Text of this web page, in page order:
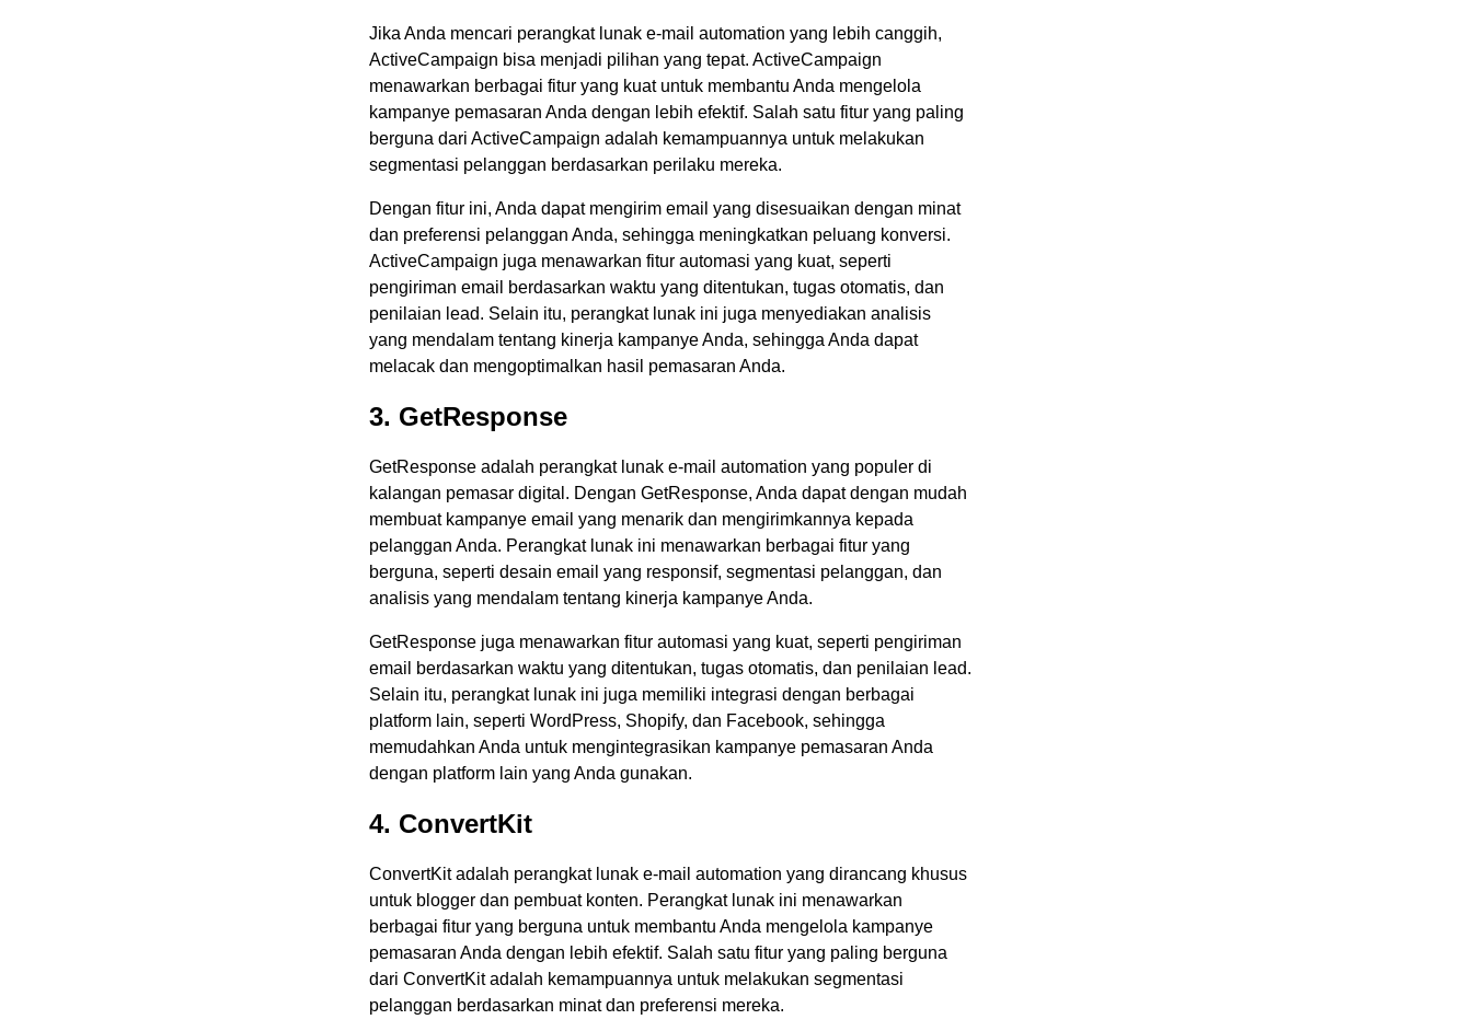
Jika Anda mencari perangkat lunak e-mail automation yang lebih canggih,
ActiveCampaign bisa menjadi pilihan yang tepat. ActiveCampaign
menawarkan berbagai fitur yang kuat untuk membantu Anda mengelola
kampanye pemasaran Anda dengan lebih efektif. Salah satu fitur yang paling
berguna dari ActiveCampaign adalah kemampuannya untuk melakukan
segmentasi pelanggan berdasarkan perilaku mereka.
Dengan fitur ini, Anda dapat mengirim email yang disesuaikan dengan minat
dan preferensi pelanggan Anda, sehingga meningkatkan peluang konversi.
ActiveCampaign juga menawarkan fitur automasi yang kuat, seperti
pengiriman email berdasarkan waktu yang ditentukan, tugas otomatis, dan
penilaian lead. Selain itu, perangkat lunak ini juga menyediakan analisis
yang mendalam tentang kinerja kampanye Anda, sehingga Anda dapat
melacak dan mengoptimalkan hasil pemasaran Anda.
3. GetResponse
GetResponse adalah perangkat lunak e-mail automation yang populer di
kalangan pemasar digital. Dengan GetResponse, Anda dapat dengan mudah
membuat kampanye email yang menarik dan mengirimkannya kepada
pelanggan Anda. Perangkat lunak ini menawarkan berbagai fitur yang
berguna, seperti desain email yang responsif, segmentasi pelanggan, dan
analisis yang mendalam tentang kinerja kampanye Anda.
GetResponse juga menawarkan fitur automasi yang kuat, seperti pengiriman
email berdasarkan waktu yang ditentukan, tugas otomatis, dan penilaian lead.
Selain itu, perangkat lunak ini juga memiliki integrasi dengan berbagai
platform lain, seperti WordPress, Shopify, dan Facebook, sehingga
memudahkan Anda untuk mengintegrasikan kampanye pemasaran Anda
dengan platform lain yang Anda gunakan.
4. ConvertKit
ConvertKit adalah perangkat lunak e-mail automation yang dirancang khusus
untuk blogger dan pembuat konten. Perangkat lunak ini menawarkan
berbagai fitur yang berguna untuk membantu Anda mengelola kampanye
pemasaran Anda dengan lebih efektif. Salah satu fitur yang paling berguna
dari ConvertKit adalah kemampuannya untuk melakukan segmentasi
pelanggan berdasarkan minat dan preferensi mereka.